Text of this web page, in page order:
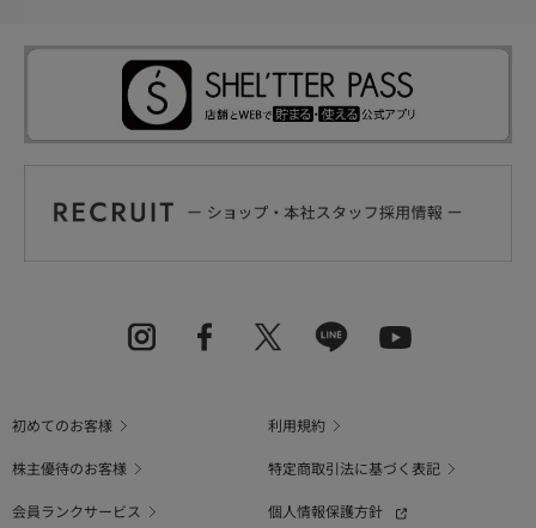
初めてのお客様
利用規約
株主優待のお客様
特定商取引法に基づく表記
会員ランクサービス
個人情報保護方針